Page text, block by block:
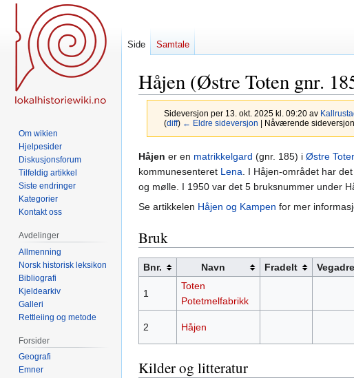
Håjen (Østre Toten gnr.
Sideversjon per 13. okt. 2025 kl. 09:20 av
(diff) ← Eldre sideversjon | Nåværende
Hopp
til
navigering
Hopp
til
søk
Håjen er en matrikkelgard (gnr. 185) i Østre
kommunesenteret Lena . I Håjen-området har
og mølle. I 1950 var det 5 bruksnummer under
Se artikkelen Håjen og Kampen for mer
Bruk
Bnr. Navn Fradelt
1
Toten
Potetmelfabrikk
2 Håjen
Kilder og litteratur
Side Samtale
Om wikien
Hjelpesider
Diskusjonsforum
Tilfeldig artikkel
Siste endringer
Kategorier
Kontakt oss
Avdelinger
Allmenning
Norsk historisk leksikon
Bibliografi
Kjeldearkiv
Galleri
Rettleiing og metode
Forsider
Geografi
Emner